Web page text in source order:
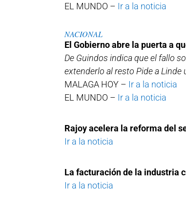
EL MUNDO – Ir a la noticia
NACIONAL
El Gobierno abre la puerta a
De Guindos indica que el fallo
extenderlo al resto Pide a Linde
MALAGA HOY – Ir a la noticia
EL MUNDO – Ir a la noticia
Rajoy acelera la reforma del
Ir a la noticia
La facturación de la industria
Ir a la noticia